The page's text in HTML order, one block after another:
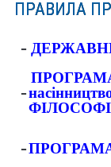
ПРАВИЛА
-
-
ПРОГРАМА
-ПРОГРАМА